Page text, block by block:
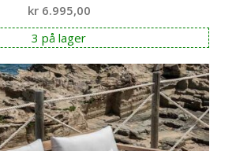
kr6.995,00
3 på lager